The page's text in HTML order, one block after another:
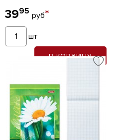
3995 руб*
шт
В КОРЗИНУ